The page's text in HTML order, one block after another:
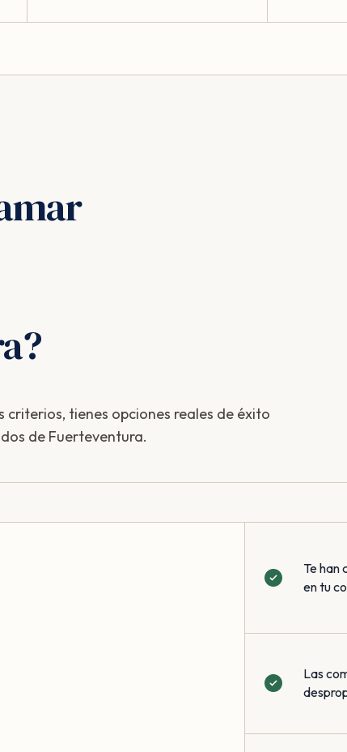
criterios, tienes opciones reales de éxito
de Fuerteventura.
Te han
en tu
Las